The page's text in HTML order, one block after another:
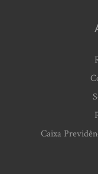
Caixa